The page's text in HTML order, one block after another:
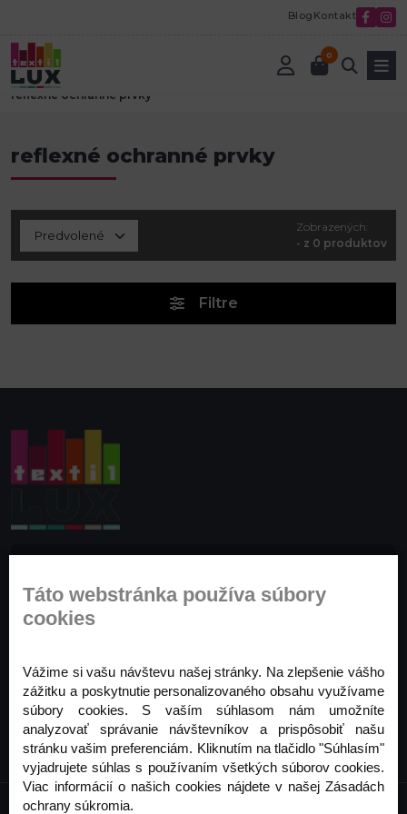
Blog Kontakt
0
Úvod
Nažehlovačky, záplaty a reflexné prvky
reflexné ochranné prvky
reflexné ochranné prvky
Zobrazených:
- z 0 produktov
Filtre
Buďte prvý, kto to vie. Zaregistrujte sa na odber
noviniek ešte dnes
Odoberať
Táto webstránka používa súbory
cookies
Vážime si vašu návštevu našej stránky. Na zlepšenie vášho
zážitku a poskytnutie personalizovaného obsahu využívame
súbory cookies. S vaším súhlasom nám umožníte
analyzovať správanie návštevníkov a prispôsobiť našu
stránku vašim preferenciám. Kliknutím na tlačidlo "Súhlasím"
vyjadrujete súhlas s používaním všetkých súborov cookies.
Viac informácií o našich cookies nájdete v našej Zásadách
ochrany súkromia.